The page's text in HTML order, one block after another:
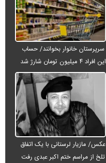
سرپرستان خانوار بخوانند/ حساب
این افراد ۴ میلیون تومان شارژ شد
عکس/ مازیار لرستانی با یک اتفاق
تلخ از مراسم ختم اکبر عبدی رفت